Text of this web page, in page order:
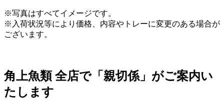
※写真はすべてイメージです。
※入荷状況等により価格、内容やトレーに変更のある場合が
ございます。
角上魚類 全店で「親切係」がご案内い
たします